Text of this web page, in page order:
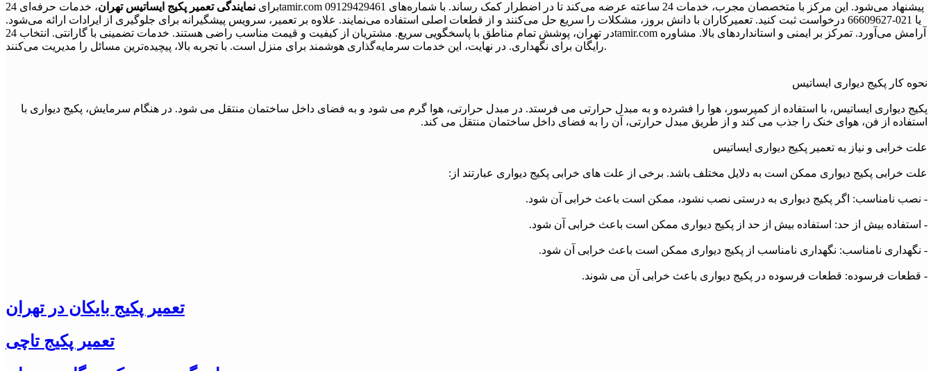
برای نمایندگی تعمیر پکیج ایساتیس تهران
، خدمات حرفه‌ای 24tamir.com پیشنهاد می‌شود. این مرکز با متخصصان مجرب، خدمات 24 ساعته عرضه می‌کند تا در اضطرار کمک رساند. با شماره‌های 09129429461
یا 021-66609627 درخواست ثبت کنید. تعمیرکاران با دانش بروز، مشکلات را سریع حل می‌کنند و از قطعات اصلی استفاده می‌نمایند. علاوه بر تعمیر، سرویس پیشگیرانه برای جلوگیری از ایرادات ارائه می‌شود.
در تهران، پوشش تمام مناطق با پاسخگویی سریع. مشتریان از کیفیت و قیمت مناسب راضی هستند. خدمات تضمینی با گارانتی. انتخاب 24tamir.com آرامش می‌آورد. تمرکز بر ایمنی و استانداردهای بالا. مشاوره
رایگان برای نگهداری. در نهایت، این خدمات سرمایه‌گذاری هوشمند برای منزل است. با تجربه بالا، پیچیده‌ترین مسائل را مدیریت می‌کنند.
نحوه کار پکیج دیواری ایساتیس
پکیج دیواری ایساتیس، با استفاده از کمپرسور، هوا را فشرده و به مبدل حرارتی می فرستد. در مبدل حرارتی، هوا گرم می شود و به فضای داخل ساختمان منتقل می شود. در هنگام سرمایش، پکیج دیواری با
استفاده از فن، هوای خنک را جذب می کند و از طریق مبدل حرارتی، آن را به فضای داخل ساختمان منتقل می کند.
علت خرابی و نیاز به تعمیر پکیج دیواری ایساتیس
علت خرابی پکیج دیواری ممکن است به دلایل مختلف باشد. برخی از علت های خرابی پکیج دیواری عبارتند از:
- نصب نامناسب: اگر پکیج دیواری به درستی نصب نشود، ممکن است باعث خرابی آن شود.
- استفاده بیش از حد: استفاده بیش از حد از پکیج دیواری ممکن است باعث خرابی آن شود.
- نگهداری نامناسب: نگهداری نامناسب از پکیج دیواری ممکن است باعث خرابی آن شود.
- قطعات فرسوده: قطعات فرسوده در پکیج دیواری باعث خرابی آن می شوند.
تعمیر پکیج بایکان در تهران
تعمیر پکیج تاچی